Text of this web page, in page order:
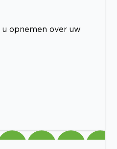
opnemen over uw